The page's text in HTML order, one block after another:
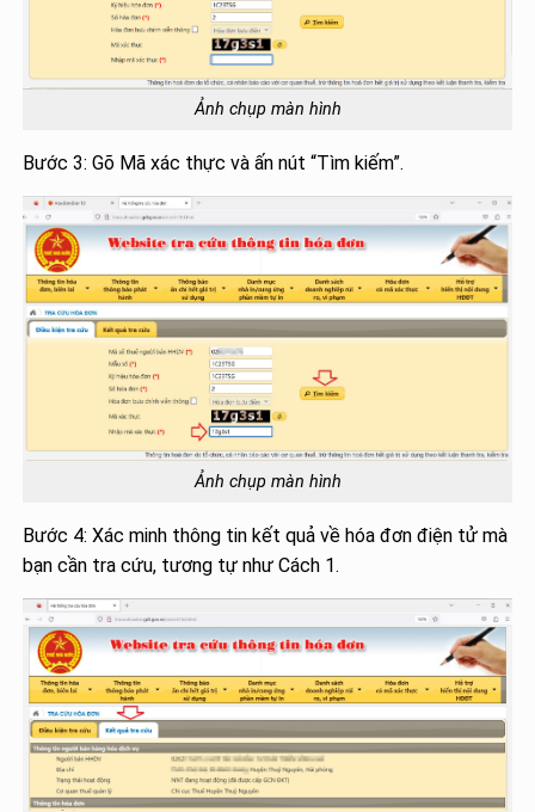
Ảnh chụp màn hình
Bước 3: Gõ Mã xác thực và ấn nút “Tìm kiếm”.
Ảnh chụp màn hình
Bước 4: Xác minh thông tin kết quả về hóa đơn điện tử mà
bạn cần tra cứu, tương tự như Cách 1.